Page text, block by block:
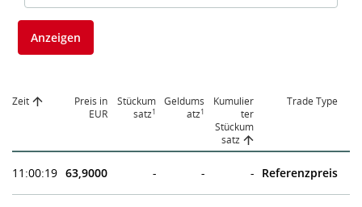
Anzeigen
Zeit
Preis in
EUR
Stückum
satz1
Geldums
atz1
Kumulier
ter
Stückum
satz
Trade Type
11:00:19 63,9000 - - - Referenzpreis